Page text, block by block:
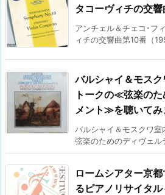
タコーヴィチの交
アンチェル＆チェコ･フ
ィチの交響曲第10番（
バルシャイ＆モス
トークの≪弦楽の
メント≫を聴いてみ
バルシャイ＆モスクワ
弦楽のためのディヴェ
ロームシアター京
るピアノリサイタ